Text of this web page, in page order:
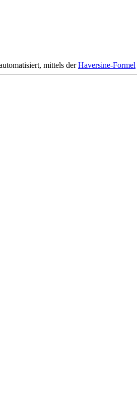
mittels derHaversine-Formel